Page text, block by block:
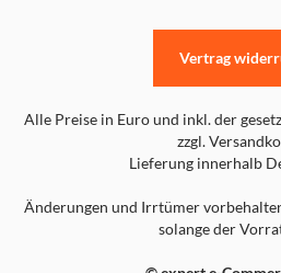
Alle Preise in Euro und inkl. der
zzgl.
Lieferung innerhalb
Änderungen und Irrtümer
solange der
Vertrag